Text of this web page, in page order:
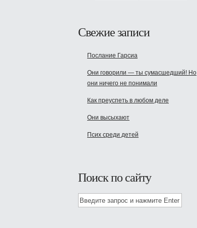
Свежие записи
Послание Гарсиа
Они говорили — ты сумасшедший! Но
они ничего не понимали
Как преуспеть в любом деле
Они высыхают
Псих среди детей
Поиск по сайту